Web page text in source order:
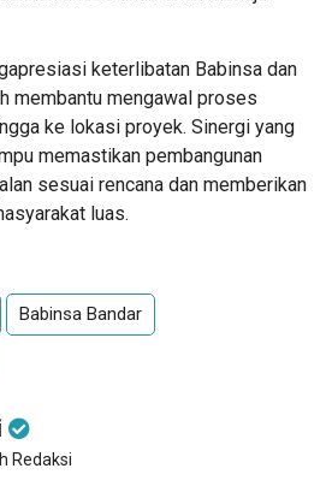
keterlibatan Babinsa dan
membantu mengawal proses
ke lokasi proyek. Sinergi yang
memastikan pembangunan
sesuai rencana dan memberikan
luas.
Babinsa Bandar
Redaksi